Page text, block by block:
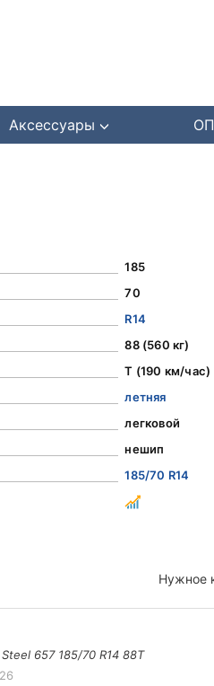
Аксессуары
185
70
R14
88 (560 кг)
T (190 км/час)
летняя
легковой
нешип
185/70 R14
Нужное
657 185/70 R14 88T